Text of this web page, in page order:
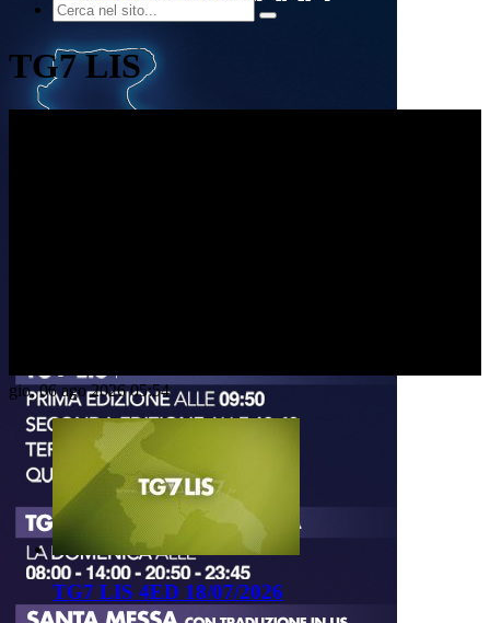
TG7 LIS
gio, 06 ago 2026 05:54
TG7 LIS 4ED 18/07/2026